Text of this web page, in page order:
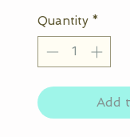
Quantity *
Add